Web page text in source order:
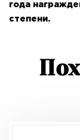
года
степени.